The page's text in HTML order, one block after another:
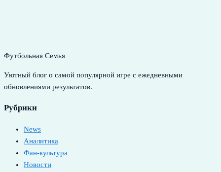
Футбольная Семья
Уютный блог о самой популярной игре с ежедневными
обновлениями результатов.
Рубрики
News
Аналитика
Фан-культура
Новости